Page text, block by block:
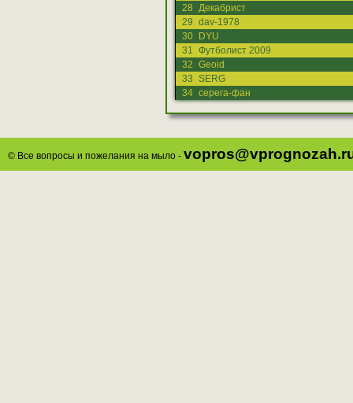
28 Декабрист
29 dav-1978
30
DYU
31 Футболист 2009
32 Geoid
33 SERG
34 серега-фан
© Все вопросы и пожелания на мыло -